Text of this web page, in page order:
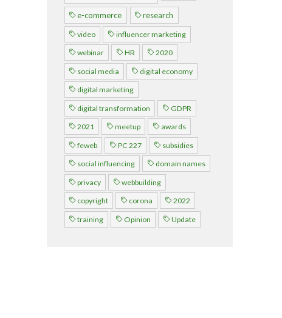
e-commerce research
video influencer marketing
webinar HR 2020
social media digital economy
digital marketing
digital transformation GDPR
2021 meetup awards
feweb PC 227 subsidies
social influencing domain names
privacy webbuilding
copyright corona 2022
training Opinion Update
Toolbox
Bedrijvenzoeker
Over FeWeb
Lid worden